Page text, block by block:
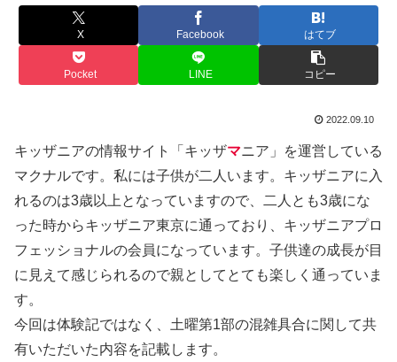
X Facebook はてブ
Pocket LINE コピー
2022.09.10
キッザニアの情報サイト「キッザマニア」を運営している
マクナルです。私には子供が二人います。キッザニアに入
れるのは3歳以上となっていますので、二人とも3歳にな
った時からキッザニア東京に通っており、キッザニアプロ
フェッショナルの会員になっています。子供達の成長が目
に見えて感じられるので親としてとても楽しく通っていま
す。
今回は体験記ではなく、土曜第1部の混雑具合に関して共
有いただいた内容を記載します。